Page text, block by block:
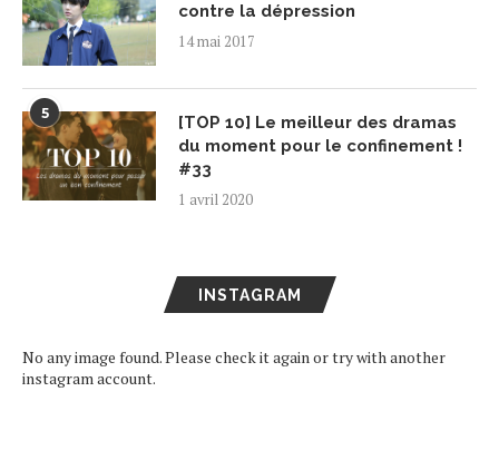
contre la dépression
14 mai 2017
5
[TOP 10] Le meilleur des dramas
du moment pour le confinement !
#33
1 avril 2020
INSTAGRAM
No any image found. Please check it again or try with another
instagram account.